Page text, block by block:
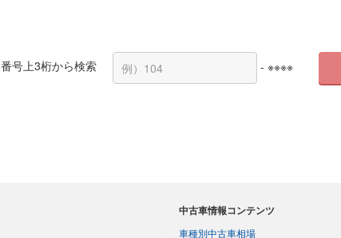
号上3桁から検索 - ※※※※
中古車情報コンテンツ
車種別中古車相場